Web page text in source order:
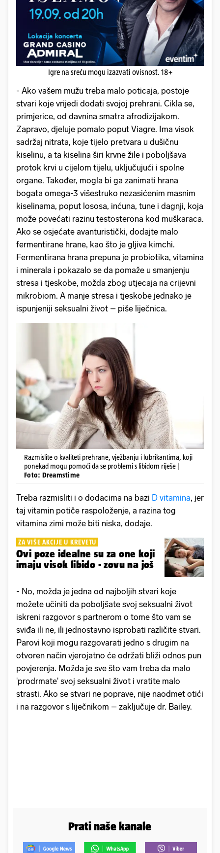
Igre na sreću mogu izazvati ovisnost. 18+
- Ako vašem mužu treba malo poticaja, postoje
stvari koje vrijedi dodati svojoj prehrani. Cikla se,
primjerice, od davnina smatra afrodizijakom.
Zapravo, djeluje pomalo poput Viagre. Ima visok
sadržaj nitrata, koje tijelo pretvara u dušičnu
kiselinu, a ta kiselina širi krvne žile i poboljšava
protok krvi u cijelom tijelu, uključujući i spolne
organe. Također, mogla bi ga zanimati hrana
bogata omega-3 višestruko nezasićenim masnim
kiselinama, poput lososa, inćuna, tune i dagnji, koja
može povećati razinu testosterona kod muškaraca.
Ako se osjećate avanturistički, dodajte malo
fermentirane hrane, kao što je gljiva kimchi.
Fermentirana hrana prepuna je probiotika, vitamina
i minerala i pokazalo se da pomaže u smanjenju
stresa i tjeskobe, možda zbog utjecaja na crijevni
mikrobiom. A manje stresa i tjeskobe jednako je
ispunjeniji seksualni život – piše liječnica.
Razmislite o kvaliteti prehrane, vježbanju i lubrikantima, koji
ponekad mogu pomoći da se problemi s libidom riješe |
Foto: Dreamstime
Treba razmisliti i o dodacima na bazi D vitamina, jer
taj vitamin potiče raspoloženje, a razina tog
vitamina zimi može biti niska, dodaje.
ZA VIŠE AKCIJE U KREVETU
Ovi poze idealne su za one koji
imaju visok libido - zovu na još
- No, možda je jedna od najboljih stvari koje
možete učiniti da poboljšate svoj seksualni život
iskreni razgovor s partnerom o tome što vam se
sviđa ili ne, ili jednostavno isprobati različite stvari.
Parovi koji mogu razgovarati jedno s drugim na
otvoren način vjerojatno će održati bliži odnos pun
povjerenja. Možda je sve što vam treba da malo
'prodrmate' svoj seksualni život i vratite malo
strasti. Ako se stvari ne poprave, nije naodmet otići
i na razgovor s liječnikom – zaključuje dr. Bailey.
Prati naše kanale